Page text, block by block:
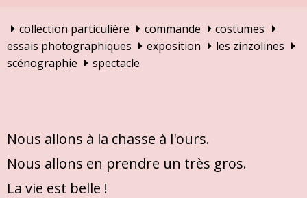
collection particulière commande
costumes
essais photographiques
exposition
les zinzolines
scénographie
spectacle
Nous allons à la chasse à l'ours.
Nous allons en prendre un très gros.
La vie est belle !